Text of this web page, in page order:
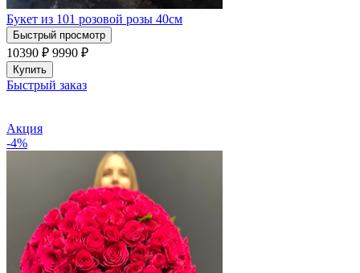
Букет из 101 розовой розы 40см
Быстрый просмотр
10390 ₽ 9990 ₽
Купить
Быстрый заказ
Акция
-4%